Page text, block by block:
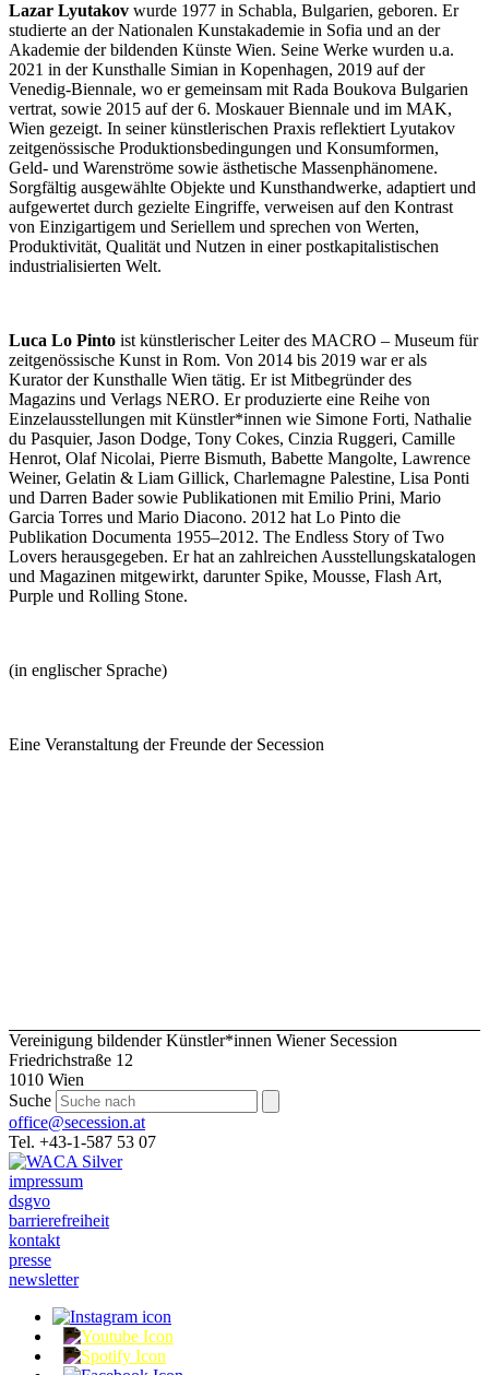
Lazar Lyutakov wurde 1977 in Schabla, Bulgarien, geboren. Er
studierte an der Nationalen Kunstakademie in Sofia und an der
Akademie der bildenden Künste Wien. Seine Werke wurden u.a.
2021 in der Kunsthalle Simian in Kopenhagen, 2019 auf der
Venedig-Biennale, wo er gemeinsam mit Rada Boukova Bulgarien
vertrat, sowie 2015 auf der 6. Moskauer Biennale und im MAK,
Wien gezeigt. In seiner künstlerischen Praxis reflektiert Lyutakov
zeitgenössische Produktionsbedingungen und Konsumformen,
Geld- und Warenströme sowie ästhetische Massenphänomene.
Sorgfältig ausgewählte Objekte und Kunsthandwerke, adaptiert und
aufgewertet durch gezielte Eingriffe, verweisen auf den Kontrast
von Einzigartigem und Seriellem und sprechen von Werten,
Produktivität, Qualität und Nutzen in einer postkapitalistischen
industrialisierten Welt.
Luca Lo Pinto ist künstlerischer Leiter des MACRO – Museum für
zeitgenössische Kunst in Rom. Von 2014 bis 2019 war er als
Kurator der Kunsthalle Wien tätig. Er ist Mitbegründer des
Magazins und Verlags NERO. Er produzierte eine Reihe von
Einzelausstellungen mit Künstler*innen wie Simone Forti, Nathalie
du Pasquier, Jason Dodge, Tony Cokes, Cinzia Ruggeri, Camille
Henrot, Olaf Nicolai, Pierre Bismuth, Babette Mangolte, Lawrence
Weiner, Gelatin & Liam Gillick, Charlemagne Palestine, Lisa Ponti
und Darren Bader sowie Publikationen mit Emilio Prini, Mario
Garcia Torres und Mario Diacono. 2012 hat Lo Pinto die
Publikation Documenta 1955–2012. The Endless Story of Two
Lovers herausgegeben. Er hat an zahlreichen Ausstellungskatalogen
und Magazinen mitgewirkt, darunter Spike, Mousse, Flash Art,
Purple und Rolling Stone.
(in englischer Sprache)
Eine Veranstaltung der Freunde der Secession
Vereinigung bildender Künstler*innen Wiener Secession
Friedrichstraße 12
1010 Wien
Suche
office@secession.at
Tel. +43-1-587 53 07
impressum
dsgvo
barrierefreiheit
kontakt
presse
newsletter